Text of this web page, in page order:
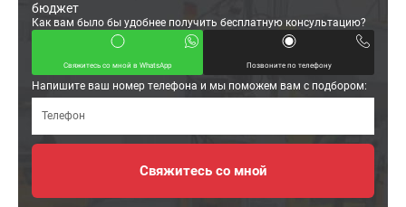
бюджет
Как вам было бы удобнее получить бесплатную консультацию?
Свяжитесь со мной в WhatsApp Позвоните по телефону
Напишите ваш номер телефона и мы поможем вам с подбором: